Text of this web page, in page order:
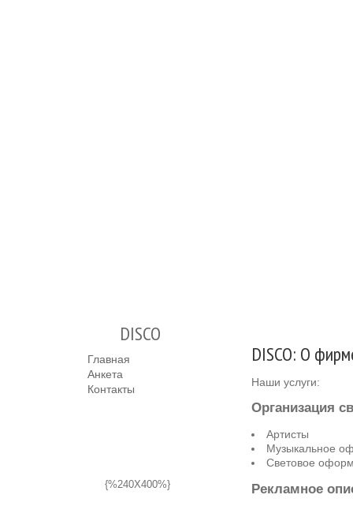
DISCO
Главная
Анкета
Контакты
{%240X400%}
DISCO: О
Наши услуги:
Организация
Артисты
Музыкальное
Световое
Рекламное